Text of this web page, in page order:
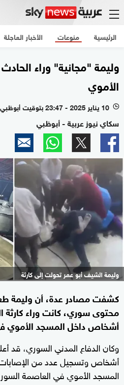
الرئيسية الأخبار العاجلة منوعات
وليمة "مجانية" وراء
الأموي
l 10 يناير 2025 - 23:47 بتوقيت أبوظبي
سكاي نيوز عربية - أبوظبي
وليمة الشيف أبو عمر تحولت إلى كارثة
كشفت مصادر عدة، أن وليمة
أشخاص داخل المسجد
أشخاص وتسجيل عدد من
المسجد الأموي في العاصمة